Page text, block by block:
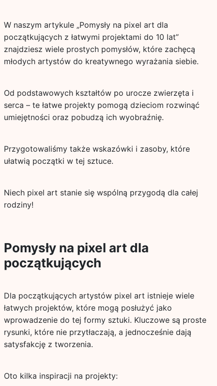
W naszym artykule „Pomysły na pixel art dla
początkujących z łatwymi projektami do 10 lat”
znajdziesz wiele prostych pomysłów, które zachęcą
młodych artystów do kreatywnego wyrażania siebie.
Od podstawowych kształtów po urocze zwierzęta i
serca – te łatwe projekty pomogą dzieciom rozwinąć
umiejętności oraz pobudzą ich wyobraźnię.
Przygotowaliśmy także wskazówki i zasoby, które
ułatwią początki w tej sztuce.
Niech pixel art stanie się wspólną przygodą dla całej
rodziny!
Pomysły na pixel art dla
początkujących
Dla początkujących artystów pixel art istnieje wiele
łatwych projektów, które mogą posłużyć jako
wprowadzenie do tej formy sztuki. Kluczowe są proste
rysunki, które nie przytłaczają, a jednocześnie dają
satysfakcję z tworzenia.
Oto kilka inspiracji na projekty: